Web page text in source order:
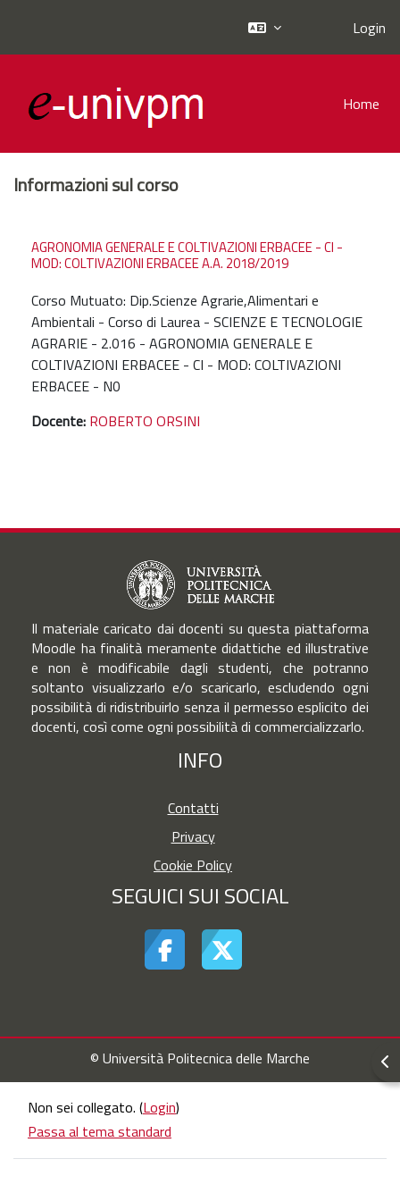
Login
Home
Informazioni sul corso
AGRONOMIA GENERALE E COLTIVAZIONI ERBACEE - CI -
MOD: COLTIVAZIONI ERBACEE A.A. 2018/2019
Corso Mutuato: Dip.Scienze Agrarie,Alimentari e
Ambientali - Corso di Laurea - SCIENZE E TECNOLOGIE
AGRARIE - 2.016 - AGRONOMIA GENERALE E
COLTIVAZIONI ERBACEE - CI - MOD: COLTIVAZIONI
ERBACEE - N0
Docente: ROBERTO ORSINI
Il materiale caricato dai docenti su questa piattaforma
Moodle ha finalità meramente didattiche ed illustrative
e non è modificabile dagli studenti, che potranno
soltanto visualizzarlo e/o scaricarlo, escludendo ogni
possibilità di ridistribuirlo senza il permesso esplicito dei
docenti, così come ogni possibilità di commercializzarlo.
INFO
Contatti
Privacy
Cookie Policy
SEGUICI SUI SOCIAL
© Università Politecnica delle Marche
Non sei collegato. (Login)
Passa al tema standard